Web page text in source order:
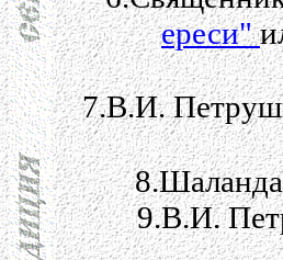
ереси"
7.В.И.
9.В.И.